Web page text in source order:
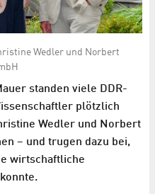
Wedler und Norbert
standen viele DDR-
plötzlich
Wedler und Norbert
– und trugen dazu bei,
wirtschaftliche